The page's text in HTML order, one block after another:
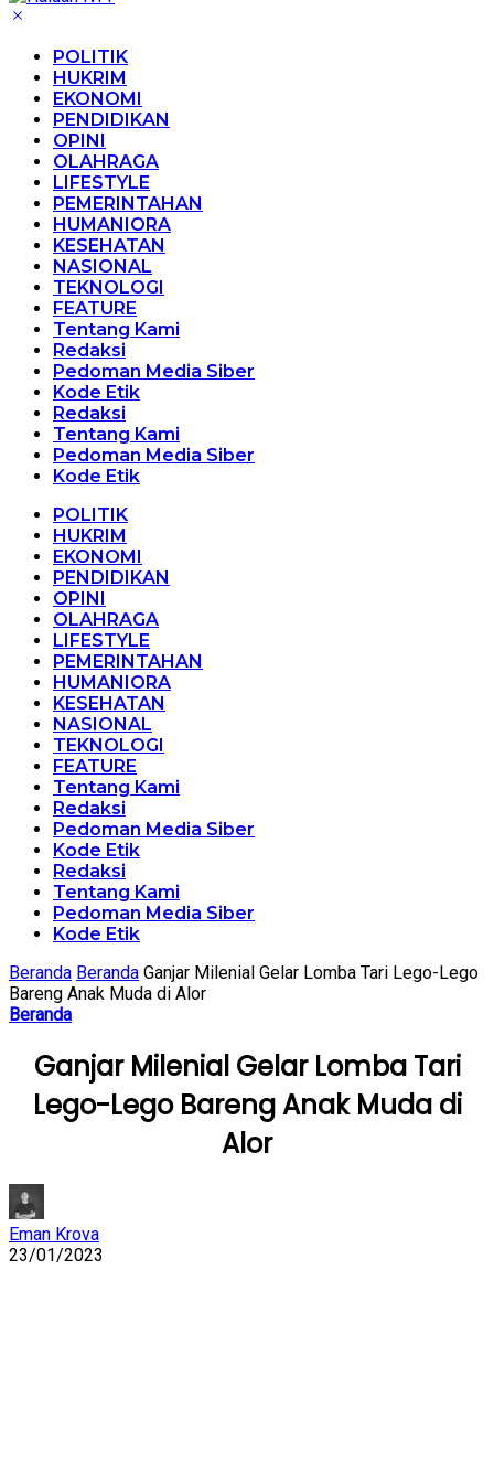
POLITIK
HUKRIM
EKONOMI
PENDIDIKAN
OPINI
OLAHRAGA
LIFESTYLE
PEMERINTAHAN
HUMANIORA
KESEHATAN
NASIONAL
TEKNOLOGI
FEATURE
Tentang Kami
Redaksi
Pedoman Media Siber
Kode Etik
Redaksi
Tentang Kami
Pedoman Media Siber
Kode Etik
POLITIK
HUKRIM
EKONOMI
PENDIDIKAN
OPINI
OLAHRAGA
LIFESTYLE
PEMERINTAHAN
HUMANIORA
KESEHATAN
NASIONAL
TEKNOLOGI
FEATURE
Tentang Kami
Redaksi
Pedoman Media Siber
Kode Etik
Redaksi
Tentang Kami
Pedoman Media Siber
Kode Etik
Beranda Beranda Ganjar Milenial Gelar Lomba Tari Lego-Lego
Bareng Anak Muda di Alor
Beranda
Ganjar Milenial Gelar Lomba Tari
Lego-Lego Bareng Anak Muda di
Alor
Eman Krova
23/01/2023